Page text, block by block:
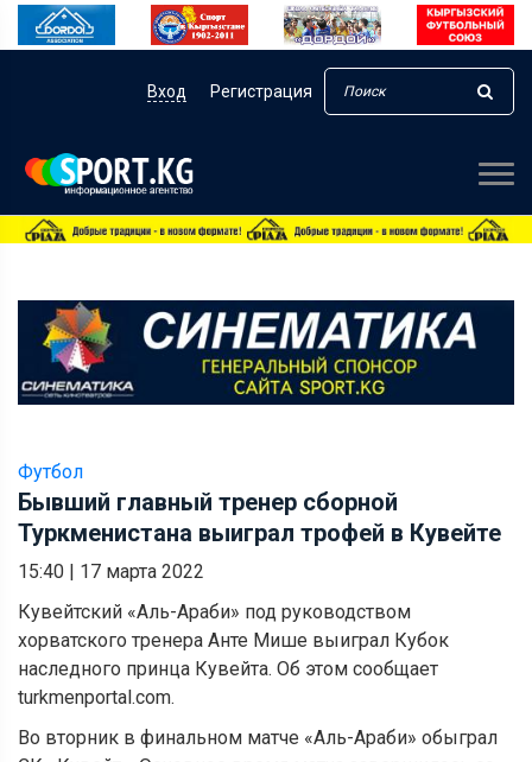
Вход Регистрация
Футбол
Бывший главный тренер сборной
Туркменистана выиграл трофей в Кувейте
15:40 | 17 марта 2022
Кувейтский «Аль-Араби» под руководством
хорватского тренера Анте Мише выиграл Кубок
наследного принца Кувейта. Об этом сообщает
turkmenportal.com.
Во вторник в финальном матче «Аль-Араби» обыграл